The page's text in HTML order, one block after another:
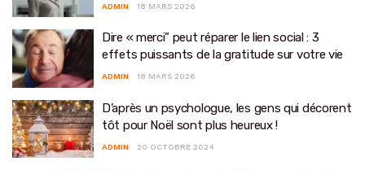
ADMIN 18 MARS 2026
Dire « merci” peut réparer le lien social : 3
effets puissants de la gratitude sur votre vie
ADMIN 18 MARS 2026
D’après un psychologue, les gens qui décorent
tôt pour Noël sont plus heureux !
ADMIN 20 OCTOBRE 2024